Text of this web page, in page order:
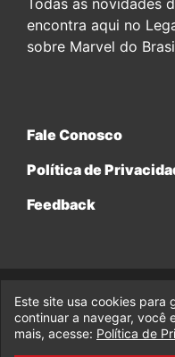
Todas as novidades
encontra aqui no
sobre Marvel do
Fale Conosco
Política de
Feedback
© 2017-2026 Legado
Este site usa cookies para
continuar a navegar, você
mais, acesse: Política de